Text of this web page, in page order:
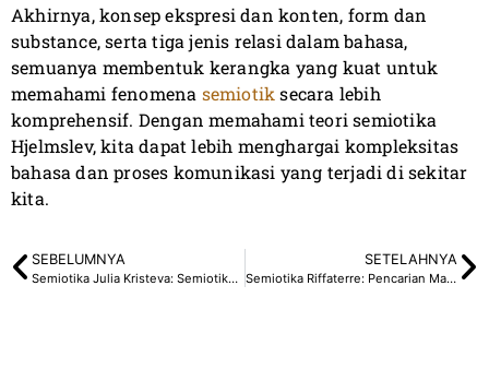
Akhirnya, konsep ekspresi dan konten, form dan
substance, serta tiga jenis relasi dalam bahasa,
semuanya membentuk kerangka yang kuat untuk
memahami fenomena semiotik secara lebih
komprehensif. Dengan memahami teori semiotika
Hjelmslev, kita dapat lebih menghargai kompleksitas
bahasa dan proses komunikasi yang terjadi di sekitar
kita.
SEBELUMNYA
Semiotika Julia Kristeva: Semiotika Sastra Inovatif
SETELAHNYA
Semiotika Riffaterre: Pencarian Matriks dan Hipogram